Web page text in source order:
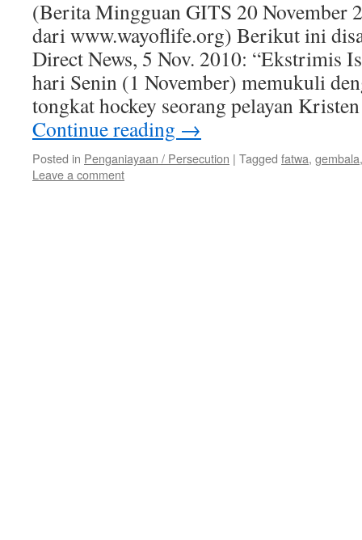
(Berita Mingguan GITS 20 November
dari www.wayoflife.org) Berikut ini
Direct News, 5 Nov. 2010: “Ekstrimis
hari Senin (1 November) memukuli
tongkat hockey seorang pelayan
Continue reading →
Posted in Penganiayaan / Persecution | Tagged fatwa, gembala
Leave a comment